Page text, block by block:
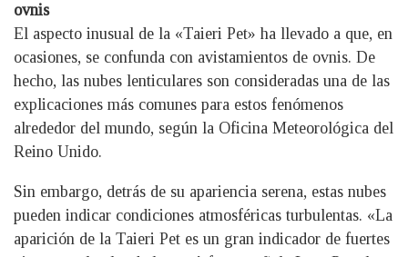
ovnis
El aspecto inusual de la «Taieri Pet» ha llevado a que, en
ocasiones, se confunda con avistamientos de ovnis. De
hecho, las nubes lenticulares son consideradas una de las
explicaciones más comunes para estos fenómenos
alrededor del mundo, según la Oficina Meteorológica del
Reino Unido.
Sin embargo, detrás de su apariencia serena, estas nubes
pueden indicar condiciones atmosféricas turbulentas. «La
aparición de la Taieri Pet es un gran indicador de fuertes